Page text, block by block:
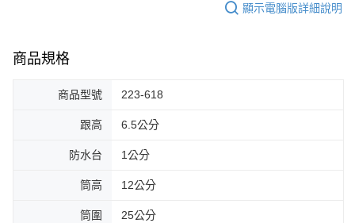
顯示電腦版詳細說明
商品規格
商品型號 223-618
跟高 6.5公分
防水台 1公分
筒高 12公分
筒圍 25公分